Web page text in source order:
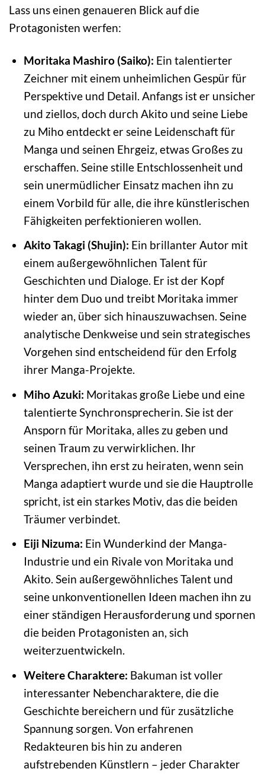
Lass uns einen genaueren Blick auf die
Protagonisten werfen:
Moritaka Mashiro (Saiko): Ein talentierter
Zeichner mit einem unheimlichen Gespür für
Perspektive und Detail. Anfangs ist er unsicher
und ziellos, doch durch Akito und seine Liebe
zu Miho entdeckt er seine Leidenschaft für
Manga und seinen Ehrgeiz, etwas Großes zu
erschaffen. Seine stille Entschlossenheit und
sein unermüdlicher Einsatz machen ihn zu
einem Vorbild für alle, die ihre künstlerischen
Fähigkeiten perfektionieren wollen.
Akito Takagi (Shujin): Ein brillanter Autor mit
einem außergewöhnlichen Talent für
Geschichten und Dialoge. Er ist der Kopf
hinter dem Duo und treibt Moritaka immer
wieder an, über sich hinauszuwachsen. Seine
analytische Denkweise und sein strategisches
Vorgehen sind entscheidend für den Erfolg
ihrer Manga-Projekte.
Miho Azuki: Moritakas große Liebe und eine
talentierte Synchronsprecherin. Sie ist der
Ansporn für Moritaka, alles zu geben und
seinen Traum zu verwirklichen. Ihr
Versprechen, ihn erst zu heiraten, wenn sein
Manga adaptiert wurde und sie die Hauptrolle
spricht, ist ein starkes Motiv, das die beiden
Träumer verbindet.
Eiji Nizuma: Ein Wunderkind der Manga-
Industrie und ein Rivale von Moritaka und
Akito. Sein außergewöhnliches Talent und
seine unkonventionellen Ideen machen ihn zu
einer ständigen Herausforderung und spornen
die beiden Protagonisten an, sich
weiterzuentwickeln.
Weitere Charaktere: Bakuman ist voller
interessanter Nebencharaktere, die die
Geschichte bereichern und für zusätzliche
Spannung sorgen. Von erfahrenen
Redakteuren bis hin zu anderen
aufstrebenden Künstlern – jeder Charakter